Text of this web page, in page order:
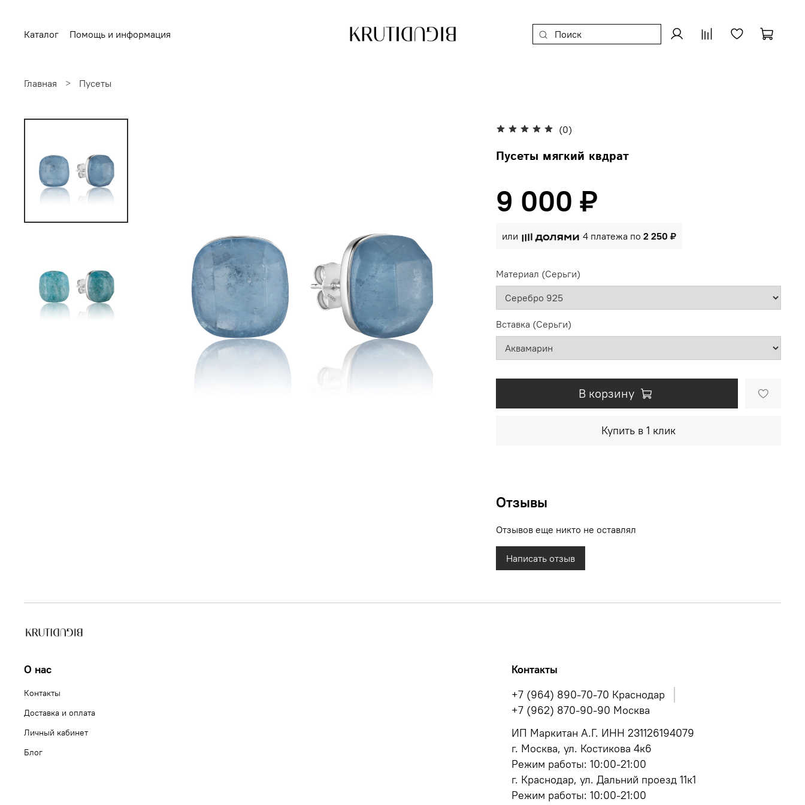
Каталог Помощь и информация
Главная Пусеты
(0)
Пусеты мягкий квдрат
9 000 ₽
или 4 платежа по2 250 ₽
Материал (Серьги)
Вставка (Серьги)
В корзину
Купить в 1 клик
Отзывы
Отзывов еще никто не оставлял
Написать отзыв
О нас
Контакты
Доставка и оплата
Личный кабинет
Блог
Контакты
+7 (964) 890-70-70 Краснодар
+7 (962) 870-90-90 Москва
ИП Маркитан А.Г. ИНН 231126194079
г. Москва, ул. Костикова 4к6
Режим работы: 10:00-21:00
г. Краснодар, ул. Дальний проезд 11к1
Режим работы: 10:00-21:00